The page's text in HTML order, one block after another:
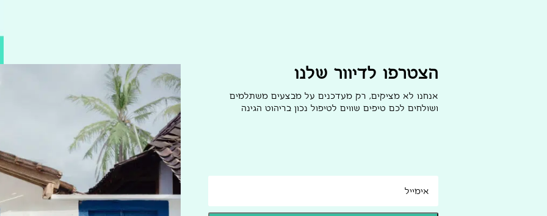
הצטרפו לדיוור שלנו
אנחנו לא מציקים, רק מעדכנים על מבצעים משתלמים
ושולחים לכם טיפים שווים לטיפול נכון בריהוט הגינה